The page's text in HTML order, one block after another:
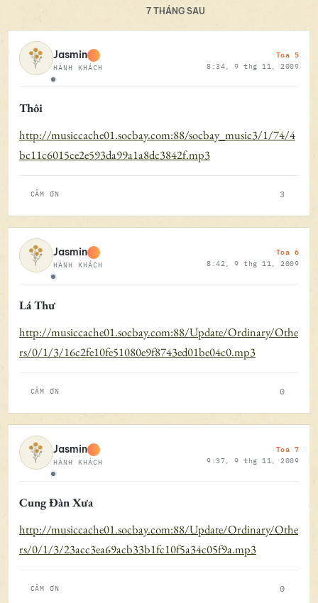
7 THÁNG SAU
Ngoại tuyến
Jasmin
HÀNH KHÁCH
Toa 5
8:34, 9 thg 11, 2009
Thôi
http://musiccache01.socbay.com:88/socbay_music3/1/74/4
bc11c6015ce2e593da99a1a8dc3842f.mp3
CẢM ƠN 3
Ngoại tuyến
Jasmin
HÀNH KHÁCH
Toa 6
8:42, 9 thg 11, 2009
Lá Thư
http://musiccache01.socbay.com:88/Update/Ordinary/Othe
rs/0/1/3/16c2fe10fe51080e9f8743ed01be04c0.mp3
CẢM ƠN 0
Ngoại tuyến
Jasmin
HÀNH KHÁCH
Toa 7
9:37, 9 thg 11, 2009
Cung Đàn Xưa
http://musiccache01.socbay.com:88/Update/Ordinary/Othe
rs/0/1/3/23acc3ea69acb33b1fc10f5a34c05f9a.mp3
CẢM ƠN 0